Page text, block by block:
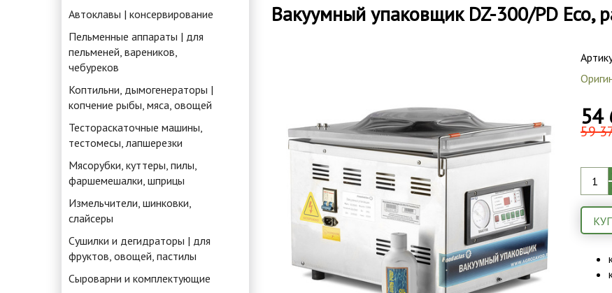
Автоклавы | консервирование
Пельменные аппараты | для
пельменей, вареников,
чебуреков
Коптильни, дымогенераторы |
копчение рыбы, мяса, овощей
Тестораскаточные машины,
тестомесы, лапшерезки
Мясорубки, куттеры, пилы,
фаршемешалки, шприцы
Измельчители, шинковки,
слайсеры
Сушилки и дегидраторы | для
фруктов, овощей, пастилы
Сыроварни и комплектующие
Вакуумный упаковщик DZ-300/PD
54
59